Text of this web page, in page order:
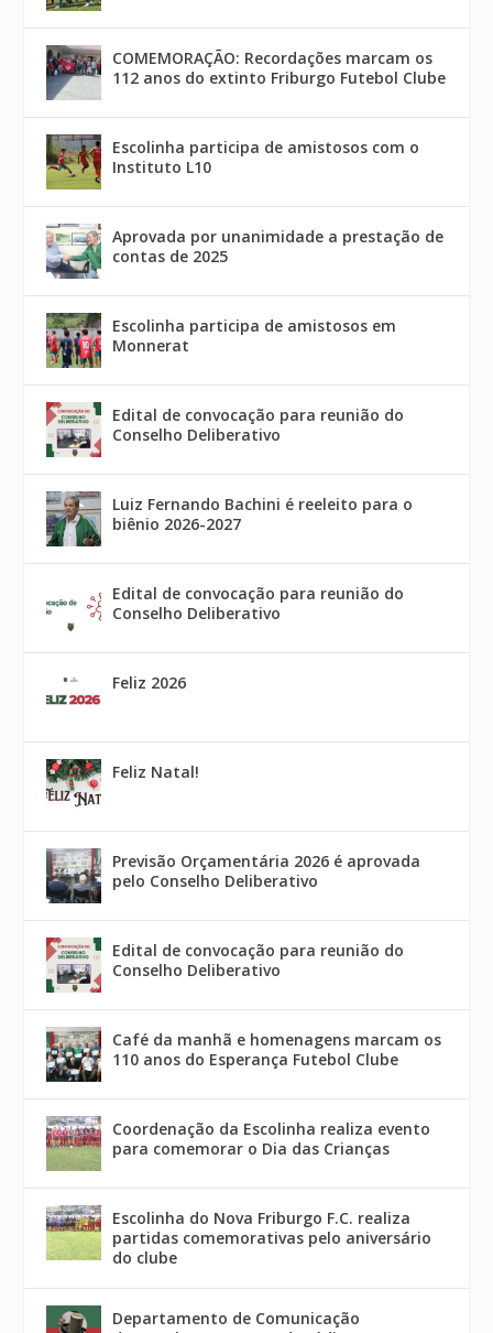
COMEMORAÇÃO: Recordações marcam os
112 anos do extinto Friburgo Futebol Clube
Escolinha participa de amistosos com o
Instituto L10
Aprovada por unanimidade a prestação de
contas de 2025
Escolinha participa de amistosos em
Monnerat
Edital de convocação para reunião do
Conselho Deliberativo
Luiz Fernando Bachini é reeleito para o
biênio 2026-2027
Edital de convocação para reunião do
Conselho Deliberativo
Feliz 2026
Feliz Natal!
Previsão Orçamentária 2026 é aprovada
pelo Conselho Deliberativo
Edital de convocação para reunião do
Conselho Deliberativo
Café da manhã e homenagens marcam os
110 anos do Esperança Futebol Clube
Coordenação da Escolinha realiza evento
para comemorar o Dia das Crianças
Escolinha do Nova Friburgo F.C. realiza
partidas comemorativas pelo aniversário
do clube
Departamento de Comunicação